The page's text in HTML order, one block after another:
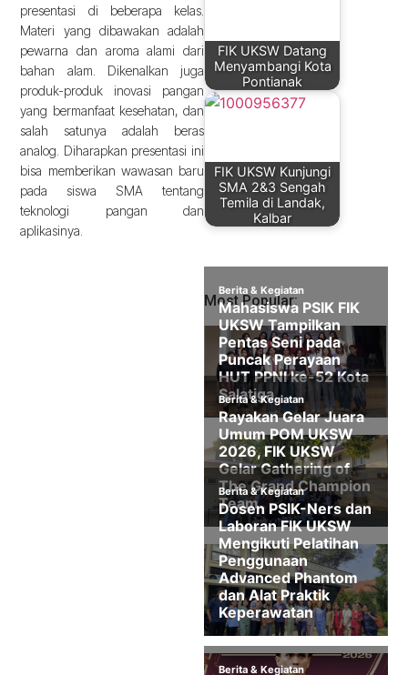
presentasi di beberapa kelas.
Materi yang dibawakan adalah
pewarna dan aroma alami dari
bahan alam. Dikenalkan juga
produk-produk inovasi pangan
yang bermanfaat kesehatan, dan
salah satunya adalah beras
analog. Diharapkan presentasi ini
bisa memberikan wawasan baru
pada siswa SMA tentang
teknologi pangan dan
aplikasinya.
FIK UKSW Datang
Menyambangi Kota
Pontianak
FIK UKSW Kunjungi
SMA 2&3 Sengah
Temila di Landak,
Kalbar
Most Popular: